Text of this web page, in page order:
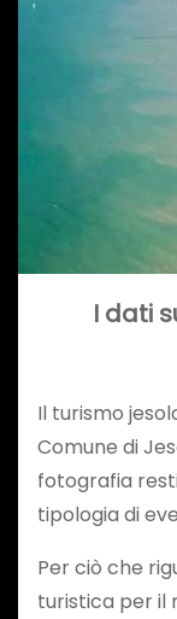
I dati
Il turismo
Comune di
fotografia
tipologia di
Per ciò che
turistica per il